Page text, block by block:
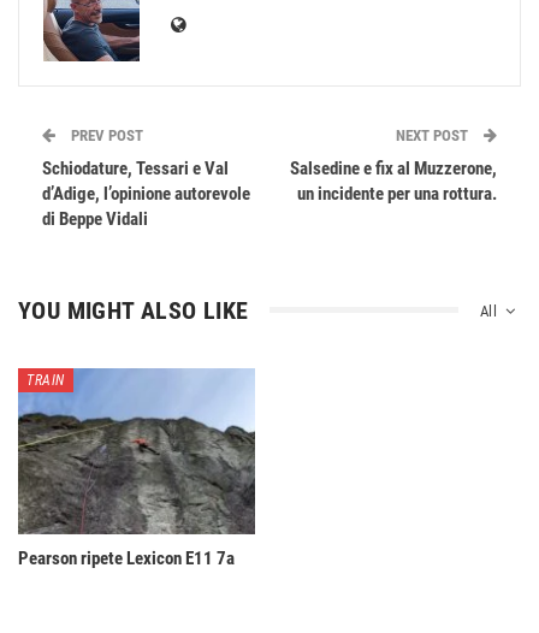
PREV POST
Schiodature, Tessari e Val
d’Adige, l’opinione autorevole
di Beppe Vidali
NEXT POST
Salsedine e fix al Muzzerone,
un incidente per una rottura.
All
YOU MIGHT ALSO LIKE
TRAIN
Pearson ripete Lexicon E11 7a